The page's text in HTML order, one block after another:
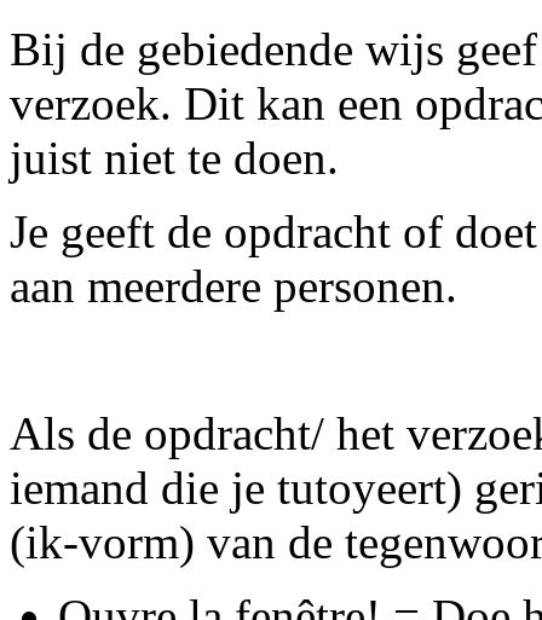
Bij de gebiedende wijs
verzoek. Dit kan een
juist niet te doen.
Je geeft de opdracht of
aan meerdere personen.
Als de opdracht/ het
iemand die je tutoyeert)
(ik-vorm) van de